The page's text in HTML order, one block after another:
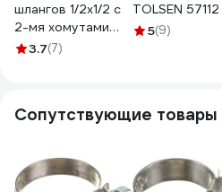
шлангов 1/2x1/2 с
2-мя хомутами
ДТРД Clip-Track
3.7(7)
TOLSEN 57112
5(9)
Сопутствующие товары